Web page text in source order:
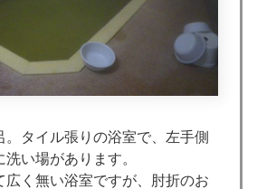
。タイル張りの浴室で、左手側
い場があります。
広く無い浴室ですが、肘折のお